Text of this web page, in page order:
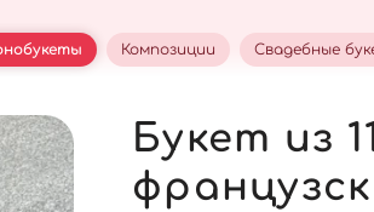
Композиции Свадебные
Букет из